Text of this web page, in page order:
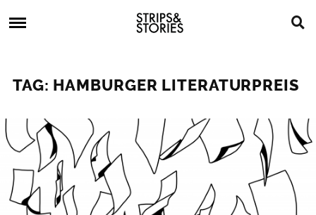
to
Strips
&
Stories
Comics,
TAG: HAMBURGER LITERATURPREIS